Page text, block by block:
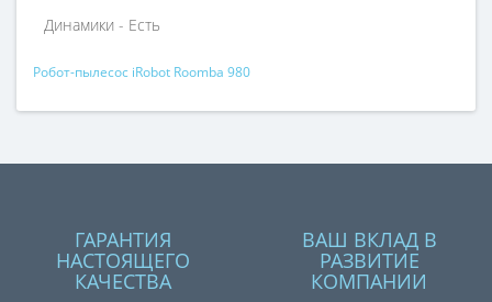
Динамики - Есть
Робот-пылесос iRobot Roomba 980
ГАРАНТИЯ
НАСТОЯЩЕГО
КАЧЕСТВА
ВАШ ВКЛАД В
РАЗВИТИЕ
КОМПАНИИ